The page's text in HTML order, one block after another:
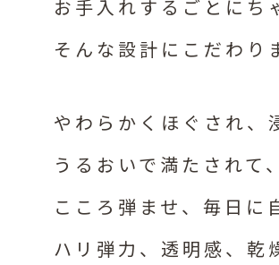
お手入れするごとにち
そんな設計​にこだわり
やわらかくほぐされ、
うるおいで満たされて
こころ弾ませ、毎日に
ハリ弾力、透明感、乾